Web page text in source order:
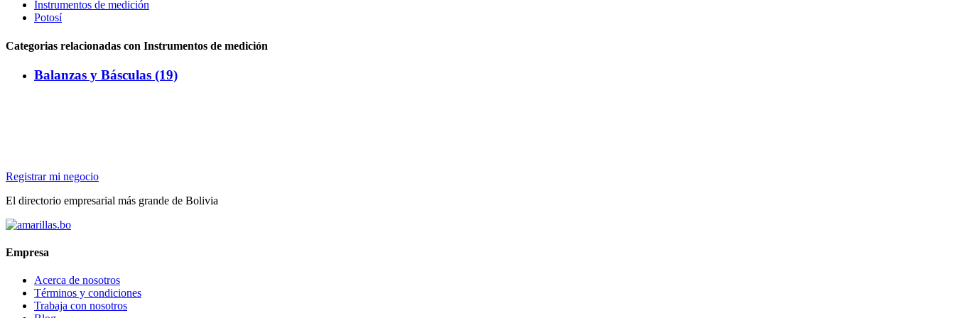
Instrumentos de medición
Potosí
Categorias relacionadas con Instrumentos de medición
Balanzas y Básculas (19)
Registrar mi negocio
El directorio empresarial más grande de Bolivia
Empresa
Acerca de nosotros
Términos y condiciones
Trabaja con nosotros